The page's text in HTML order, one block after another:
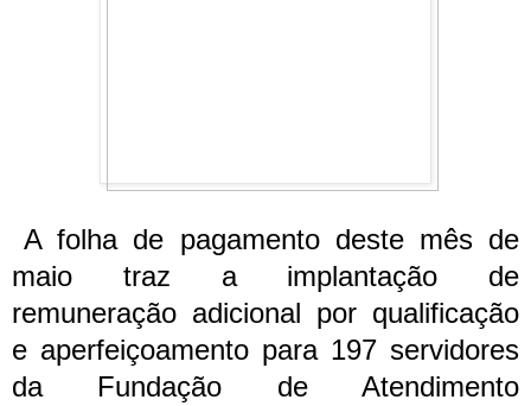
A folha de pagamento deste mês de
maio traz a implantação de
remuneração adicional por qualificação
e aperfeiçoamento para 197 servidores
da Fundação de Atendimento